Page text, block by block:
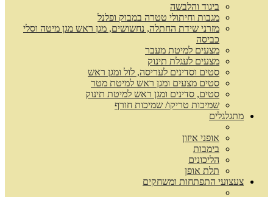
ביגוד והלבשה
מגבות וחיתולי טטרה במבוק ופלנל
מזרני שידת החתלה, נחשושים, מגן ראש מגן מיטה וסלי
כביסה
מצעים למיטת מעבר
מצעים לעגלת תינוק
סטים וסדינים לעריסה, לול ומגן ראש
סטים מצעים ומגן ראש למיטת מטר
סטים, סדינים ומגן ראש למיטת תינוק
שמיכות טריקו/ שמיכות חורף
מתגלגלים
אופני איזון
בימבות
הליכונים
תלת אופן
צעצועי התפתחות ומשחקים